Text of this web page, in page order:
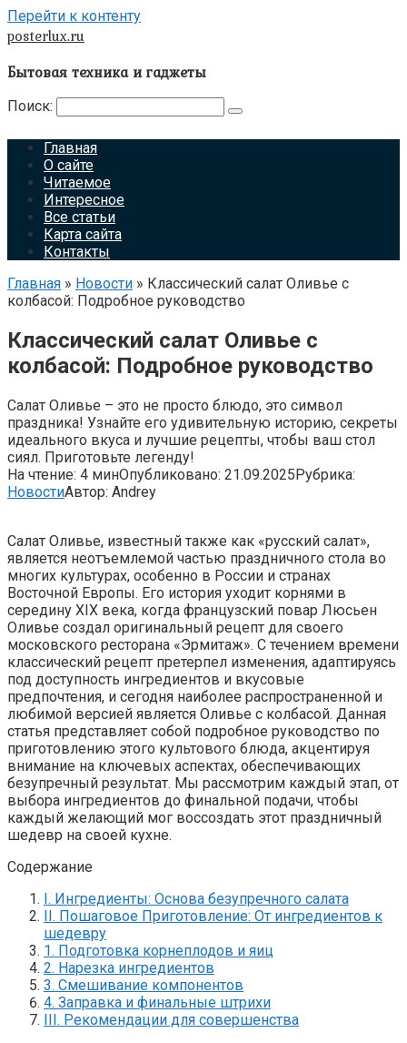
Перейти к контенту
posterlux.ru
Бытовая техника и гаджеты
Поиск:
Главная
О сайте
Читаемое
Интересное
Все статьи
Карта сайта
Контакты
Главная » Новости » Классический салат Оливье с
колбасой: Подробное руководство
Классический салат Оливье с
колбасой: Подробное руководство
Салат Оливье – это не просто блюдо, это символ
праздника! Узнайте его удивительную историю, секреты
идеального вкуса и лучшие рецепты, чтобы ваш стол
сиял. Приготовьте легенду!
На чтение: 4 минОпубликовано: 21.09.2025Рубрика:
НовостиАвтор: Andrey
Салат Оливье, известный также как «русский салат»,
является неотъемлемой частью праздничного стола во
многих культурах, особенно в России и странах
Восточной Европы. Его история уходит корнями в
середину XIX века, когда французский повар Люсьен
Оливье создал оригинальный рецепт для своего
московского ресторана «Эрмитаж». С течением времени
классический рецепт претерпел изменения, адаптируясь
под доступность ингредиентов и вкусовые
предпочтения, и сегодня наиболее распространенной и
любимой версией является Оливье с колбасой. Данная
статья представляет собой подробное руководство по
приготовлению этого культового блюда, акцентируя
внимание на ключевых аспектах, обеспечивающих
безупречный результат. Мы рассмотрим каждый этап, от
выбора ингредиентов до финальной подачи, чтобы
каждый желающий мог воссоздать этот праздничный
шедевр на своей кухне.
Содержание
I. Ингредиенты: Основа безупречного салата
II. Пошаговое Приготовление: От ингредиентов к
шедевру
1. Подготовка корнеплодов и яиц
2. Нарезка ингредиентов
3. Смешивание компонентов
4. Заправка и финальные штрихи
III. Рекомендации для совершенства